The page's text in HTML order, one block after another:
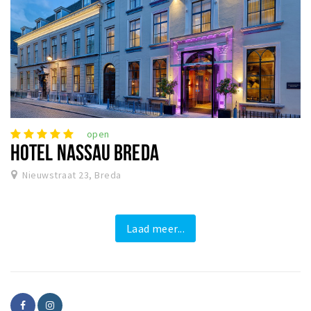
open
HOTEL NASSAU BREDA
Nieuwstraat 23, Breda
Laad meer...